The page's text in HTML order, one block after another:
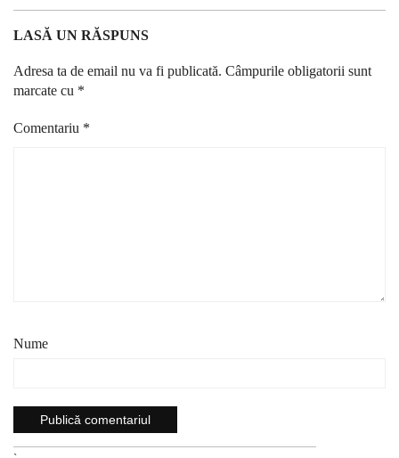
LASĂ UN RĂSPUNS
Adresa ta de email nu va fi publicată. Câmpurile obligatorii sunt
marcate cu *
Comentariu *
Nume